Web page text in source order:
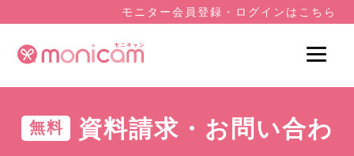
モニター会員登録・ログインはこちら
無料
資料請求・お問い合わ